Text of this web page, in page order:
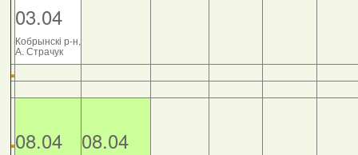
03.04
Кобрынскі р-н,
А. Страчук
08.04 08.04